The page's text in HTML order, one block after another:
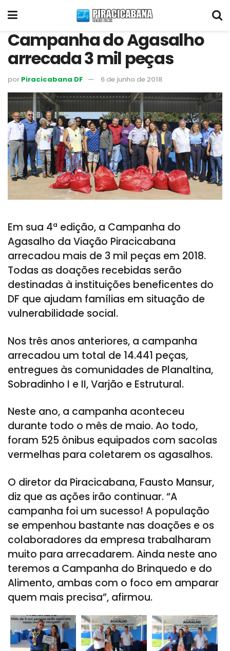
Campanha do Agasalho
arrecada 3 mil peças
por Piracicabana DF 6 de junho de 2018
Em sua 4ª edição, a Campanha do
Agasalho da Viação Piracicabana
arrecadou mais de 3 mil peças em 2018.
Todas as doações recebidas serão
destinadas à instituições beneficentes do
DF que ajudam famílias em situação de
vulnerabilidade social.
Nos três anos anteriores, a campanha
arrecadou um total de 14.441 peças,
entregues às comunidades de Planaltina,
Sobradinho I e II, Varjão e Estrutural.
Neste ano, a campanha aconteceu
durante todo o mês de maio. Ao todo,
foram 525 ônibus equipados com sacolas
vermelhas para coletarem os agasalhos.
O diretor da Piracicabana, Fausto Mansur,
diz que as ações irão continuar. “A
campanha foi um sucesso! A população
se empenhou bastante nas doações e os
colaboradores da empresa trabalharam
muito para arrecadarem. Ainda neste ano
teremos a Campanha do Brinquedo e do
Alimento, ambas com o foco em amparar
quem mais precisa”, afirmou.